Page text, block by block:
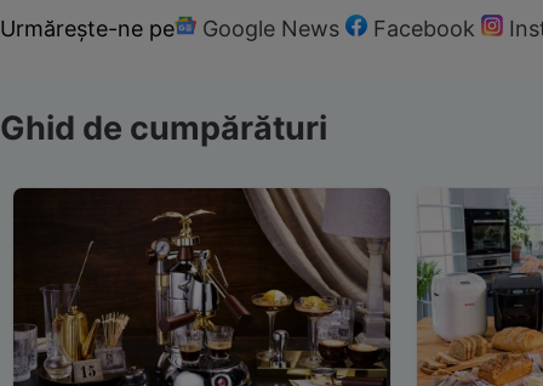
Urmărește-ne pe Google News Facebook
Ghid de cumpărături